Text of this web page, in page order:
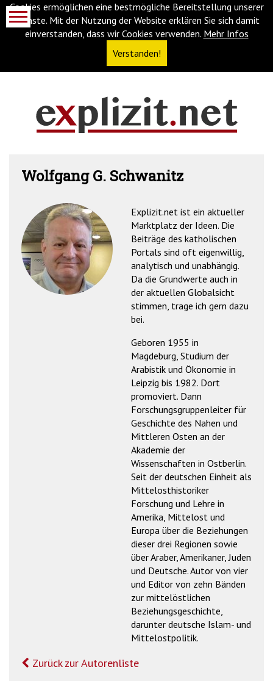
Cookies ermöglichen eine bestmögliche Bereitstellung unserer
Dienste. Mit der Nutzung der Website erklären Sie sich damit
einverstanden, dass wir Cookies verwenden. Mehr Infos
Verstanden!
Zur
(Accesskey
Zur
Suche
springen
(Accesskey
Wolfgang G. Schwanitz
Explizit.net ist ein aktueller
Marktplatz der Ideen. Die
Beiträge des katholischen
Portals sind oft eigenwillig,
analytisch und unabhängig.
Da die Grundwerte auch in
der aktuellen Globalsicht
stimmen, trage ich gern dazu
bei.
Geboren 1955 in
Magdeburg, Studium der
Arabistik und Ökonomie in
Leipzig bis 1982. Dort
promoviert. Dann
Forschungsgruppenleiter für
Geschichte des Nahen und
Mittleren Osten an der
Akademie der
Wissenschaften in Ostberlin.
Seit der deutschen Einheit als
Mittelosthistoriker
Forschung und Lehre in
Amerika, Mittelost und
Europa über die Beziehungen
dieser drei Regionen sowie
über Araber, Amerikaner, Juden
und Deutsche. Autor von vier
und Editor von zehn Bänden
zur mittelöstlichen
Beziehungsgeschichte,
darunter deutsche Islam- und
Mittelostpolitik.
Zurück zur Autorenliste